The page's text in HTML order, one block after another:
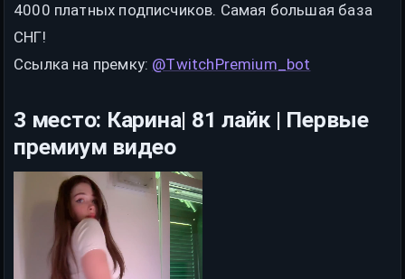
4000 платных подписчиков. Самая большая база
СНГ!
Ссылка на премку: @TwitchPremium_bot
3 место: Карина| 81 лайк | Первые
премиум видео